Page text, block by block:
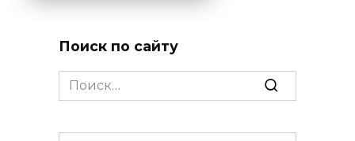
Поиск по сайту
Search
for: